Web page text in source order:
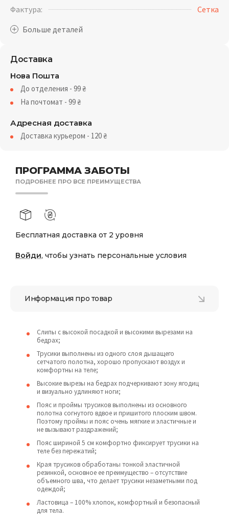
ПРОГРАММА ЗАБОТЫ
ПОДРОБНЕЕ ПРО ВСЕ ПРЕИМУЩЕСТВА
Бесплатная доставка от 2 уровня
Войди, чтобы узнать персональные условия
Фактура:
Cетка
Доставка
Нова Пошта
До отделения - 99₴
На почтомат - 99₴
Адресная доставка
Доставка курьером - 120₴
Информация про товар
Слипы с высокой посадкой и высокими вырезами на
бедрах;
Трусики выполнены из одного слоя дышащего
сетчатого полотна, хорошо пропускают воздух и
комфортны на теле;
Высокие вырезы на бедрах подчеркивают зону ягодиц
и визуально удлиняют ноги;
Пояс и проймы трусиков выполнены из основного
полотна согнутого вдвое и пришитого плоским швом.
Поэтому проймы и пояс очень мягкие и эластичные и
не вызывают раздражений;
Пояс шириной 5 см комфортно фиксирует трусики на
теле без пережатий;
Края трусиков обработаны тонкой эластичной
резинкой, основное ее преимущество – отсутствие
объемного шва, что делает трусики незаметными под
одеждой;
Ластовица – 100% хлопок, комфортный и безопасный
для тела.